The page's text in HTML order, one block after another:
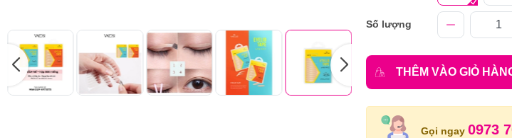
Số lượng
THÊM VÀO GIỎ
Gọi ngay 0973